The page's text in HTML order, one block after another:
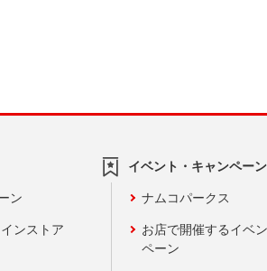
ン
ンストア
イベント・キャンペーン
ナムコパークス
お店で開催するイベ
ペーン